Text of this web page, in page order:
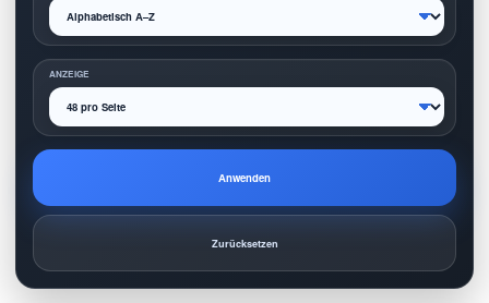
ANZEIGE
Anwenden
Zurücksetzen